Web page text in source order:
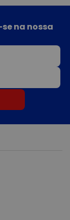
na nossa